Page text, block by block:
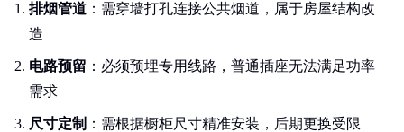
排烟管道 ：需穿墙打孔连接公共烟道，属于房屋结构改
造
电路预留 ：必须预埋专用线路，普通插座无法满足功率
需求
尺寸定制 ：需根据橱柜尺寸精准安装，后期更换受限